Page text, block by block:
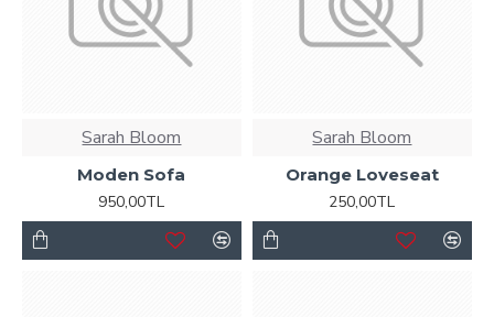
Sarah Bloom
Moden Sofa
950,00TL
Sarah Bloom
Orange Loveseat
250,00TL